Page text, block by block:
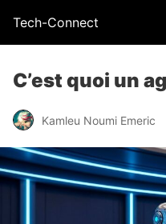
Tech-Connect
C’est quoi un
Kamleu Noumi Emeric